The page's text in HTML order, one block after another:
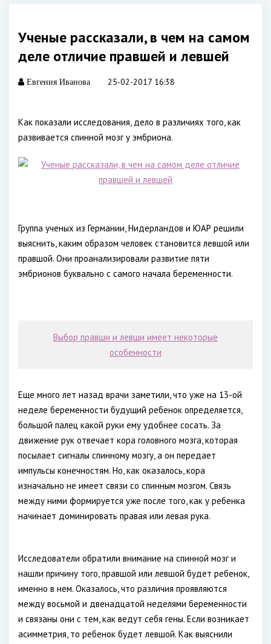
Ученые рассказали, в чем на самом
деле отличие правшей и левшей
Евгения Иванова 25-02-2017 16:38
Как показали исследования, дело в различиях того, как
развивается спинной мозг у эмбриона.
Группа ученых из Германии, Нидерландов и ЮАР решили
выяснить, каким образом человек становится левшой или
правшой. Они проанализировали развитие пяти
эмбрионов буквально с самого начала беременности.
Выбор правши и левши имеет некоторые
особенности
Еще много лет назад врачи заметили, что уже на 13-ой
неделе беременности будущий ребенок определяется,
большой палец какой руки ему удобнее сосать. За
движение рук отвечает кора головного мозга, которая
посылает сигналы спинному мозгу, а он передает
импульсы конечностям. Но, как оказалось, кора
изначально не имеет связи со спинным мозгом. Связь
между ними формируется уже после того, как у ребенка
начинает доминировать правая или левая рука.
Исследователи обратили внимание на спинной мозг и
нашли причину того, правшой или левшой будет ребенок,
именно в нем. Оказалось, что различия проявляются
между восьмой и двенадцатой неделями беременности
и связаны они с тем, как ведут себя гены. Если возникает
асимметрия, то ребенок будет левшой. Как выяснили